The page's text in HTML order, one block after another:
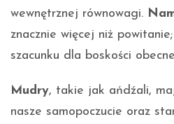
wewnętrznej równowagi.
znacznie więcej niż
szacunku dla boskości
Mudry, takie jak ańdźali,
nasze samopoczucie oraz